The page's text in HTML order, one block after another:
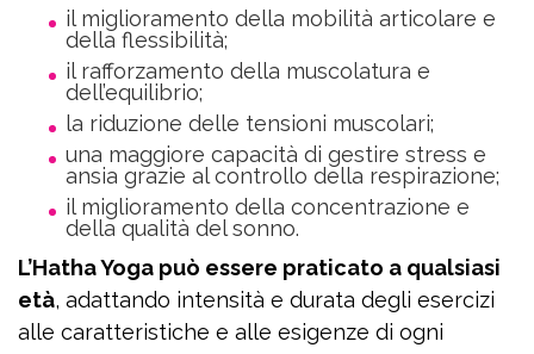
il miglioramento della mobilità articolare e
della flessibilità;
il rafforzamento della muscolatura e
dell’equilibrio;
la riduzione delle tensioni muscolari;
una maggiore capacità di gestire stress e
ansia grazie al controllo della respirazione;
il miglioramento della concentrazione e
della qualità del sonno.
L’Hatha Yoga può essere praticato a qualsiasi
età, adattando intensità e durata degli esercizi
alle caratteristiche e alle esigenze di ogni